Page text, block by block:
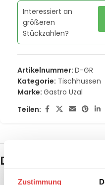
Zustimmung
Interessiert an
größeren
Stückzahlen?
Artikelnummer: D-GR
Kategorie: Tischhussen
Marke: Gastro Uzal
Teilen:
Das könnte dir